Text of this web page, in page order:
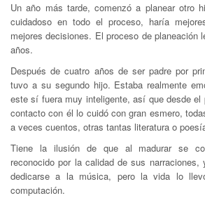
Un año más tarde, comenzó a planear otro
cuidadoso en todo el proceso, haría
mejores decisiones. El proceso de planeación
años.
Después de cuatro años de ser padre por
tuvo a su segundo hijo. Estaba realmente
este sí fuera muy inteligente, así que desde el
contacto con él lo cuidó con gran esmero,
a veces cuentos, otras tantas literatura o
Tiene la ilusión de que al madurar se
reconocido por la calidad de sus
dedicarse a la música, pero la vida lo
computación.